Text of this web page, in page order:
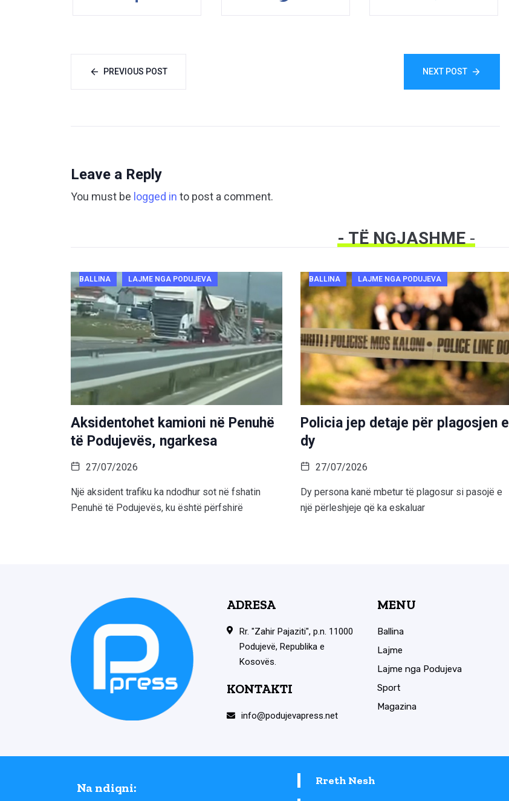
PREVIOUS POST NEXT POST
Leave a Reply
You must be logged in to post a comment.
- TË NGJASHME-
BALLINA LAJME NGA PODUJEVA
Aksidentohet kamioni në Penuhë
të Podujevës, ngarkesa
27/07/2026
Një aksident trafiku ka ndodhur sot në fshatin
Penuhë të Podujevës, ku është përfshirë
BALLINA LAJME NGA PODUJEVA
Policia jep detaje për plagosjen e
dy
27/07/2026
Dy persona kanë mbetur të plagosur si pasojë e
një përleshjeje që ka eskaluar
ADRESA
Rr. "Zahir Pajaziti", p.n. 11000
Podujevë, Republika e
Kosovës.
KONTAKTI
info@podujevapress.net
MENU
Ballina
Lajme
Lajme nga Podujeva
Sport
Magazina
Na ndiqni:
Rreth Nesh